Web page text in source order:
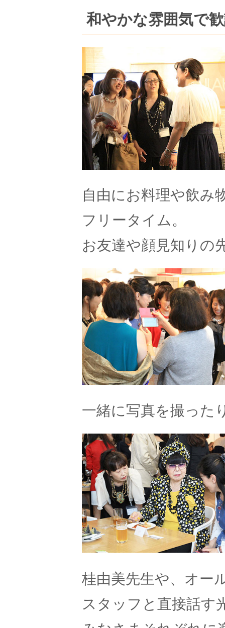
和やかな雰囲気で
自由にお料理や飲み
フリータイム。
お友達や顔見知りの
一緒に写真を撮った
桂由美先生や、オー
スタッフと直接話す